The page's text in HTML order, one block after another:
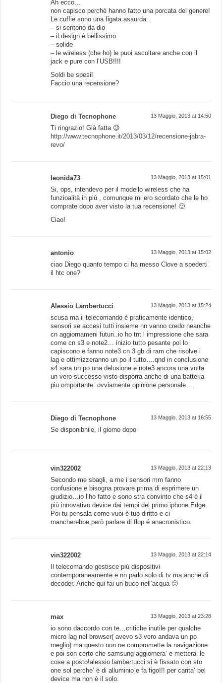
Ah ecco…
non capisco perchè hanno fatto una porcata del genere!
Le cuffie sono una figata assurda:
– si sentono da dio
– il design è bellissimo
– solide
– le wireless (che ho) le puoi ascoltare anche con il
jack e pure con l’USB!!!!
Soldi be spesi!
Faccio una recensione?
Diego di Tecnophone 13 Maggio, 2013 at 14:50
Ti ringrazio! Già fatta 😉
http://www.tecnophone.it/2013/03/12/recensione-jabra-
revo/
leonida73 13 Maggio, 2013 at 15:01
Si, ops, intendevo per il modello wireless che ha
funzioalità in più , comunque mi ero scordato che le ho
comprate dopo aver visto la tua recensione! 🙂
Ciao!
antonio 13 Maggio, 2013 at 15:02
ciao Diego quanto tempo ci ha messo Clove a spederti
il htc one?
Alessio Lambertucci 13 Maggio, 2013 at 15:24
scusa ma il telecomando è praticamente identico,i
sensori se accesi tutti insieme nn vanno credo neanche
cn aggiornameni futuri..io ho tnt l impressione che sara
come cn s3 e note2… inizio tutto pesante poi lo
capiscono e fanno note3 cn 3 gb di ram che risolve i
lag e ottimizzeranno un po il tutto….qnd in conclusione
s4 sara un po una delusione e note3 ancora una volta
un vero successo visto disporra anche di una batteria
piu omportante..ovviamente opinione personale…
Diego di Tecnophone 13 Maggio, 2013 at 16:55
Se disponibnile, il giorno dopo
vin322002 13 Maggio, 2013 at 22:13
Secondo me sbagli, a me i sensori mm fanno
confusione e bisogna provare prima di esprimere un
giudizio…io l’ho fatto e sono stra convinto che s4 è il
più innovativo device dai tempi del primo iphone Edge.
Poi tu pensala come vuoi è tuo diritto e ci
mancherebbe,però parlare di flop é anacronistico.
vin322002 13 Maggio, 2013 at 22:14
Il telecomando gestisce più dispositivi
contemporaneamente e nn parlo solo di tv ma anche di
decoder. Anche qui fai un buco nell’acqua 🙂
max 13 Maggio, 2013 at 23:28
io sono daccordo con te…critiche inutile per qualche
micro lag nel browser( avevo s3 vero andava un po
meglio) ma questo non ne compromette la navigazione
e poi son certo che samsung aggiornera’ e mettera’ le
cose a posto!alessio lambertucci si è fissato con sto
one sol perche’ è di alluminio e fa figo!!! per carita’ bel
device ma non è il solo.